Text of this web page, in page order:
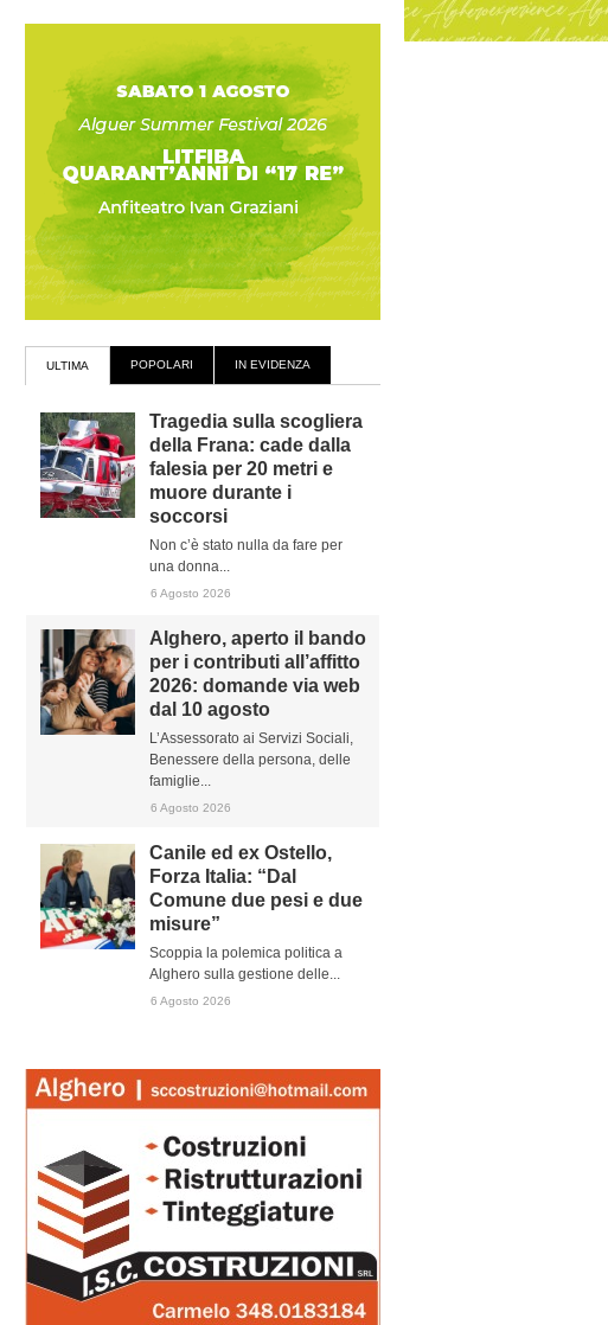
ULTIMA POPOLARI IN EVIDENZA
Tragedia sulla scogliera
della Frana: cade dalla
falesia per 20 metri e
muore durante i
soccorsi
Non c’è stato nulla da fare per
una donna...
6 Agosto 2026
Alghero, aperto il bando
per i contributi all’affitto
2026: domande via web
dal 10 agosto
L’Assessorato ai Servizi Sociali,
Benessere della persona, delle
famiglie...
6 Agosto 2026
Canile ed ex Ostello,
Forza Italia: “Dal
Comune due pesi e due
misure”
Scoppia la polemica politica a
Alghero sulla gestione delle...
6 Agosto 2026